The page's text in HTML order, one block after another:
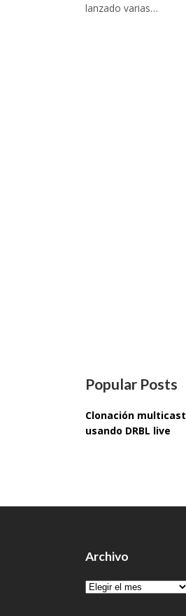
lanzado varias…
Popular Posts
Clonación multicast
usando DRBL live
Archivo
Archivo